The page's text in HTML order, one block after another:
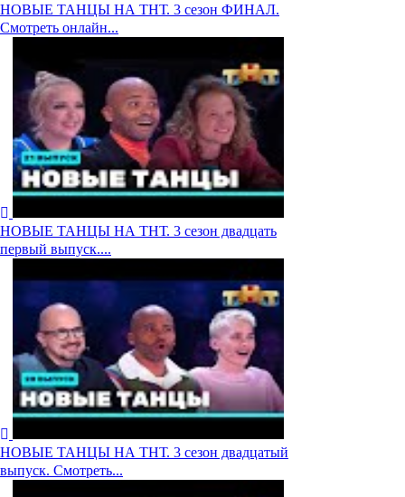
НОВЫЕ ТАНЦЫ НА ТНТ. 3 сезон ФИНАЛ.
Смотреть онлайн...
НОВЫЕ ТАНЦЫ НА ТНТ. 3 сезон двадцать
первый выпуск....
НОВЫЕ ТАНЦЫ НА ТНТ. 3 сезон двадцатый
выпуск. Смотреть...